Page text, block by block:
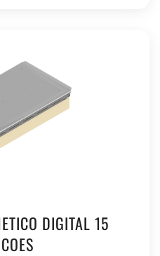
DIGITAL 15